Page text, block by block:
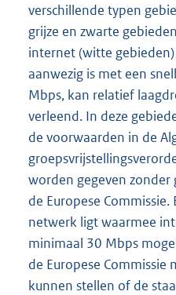
verschillende typen
grijze en zwarte
internet (witte
aanwezig is met een
Mbps, kan relatief
verleend. In deze
de voorwaarden in de
worden gegeven
de Europese
netwerk ligt waarmee
minimaal 30 Mbps
de Europese Commissie
kunnen stellen of de